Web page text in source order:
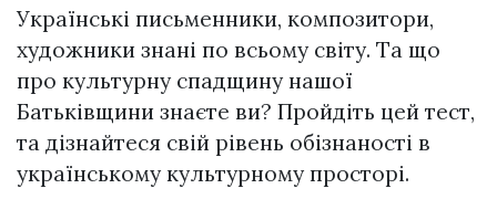
Українські письменники, композитори,
художники знані по всьому світу. Та що
про культурну спадщину нашої
Батьківщини знаєте ви? Пройдіть цей тест,
та дізнайтеся свій рівень обізнаності в
українському культурному просторі.